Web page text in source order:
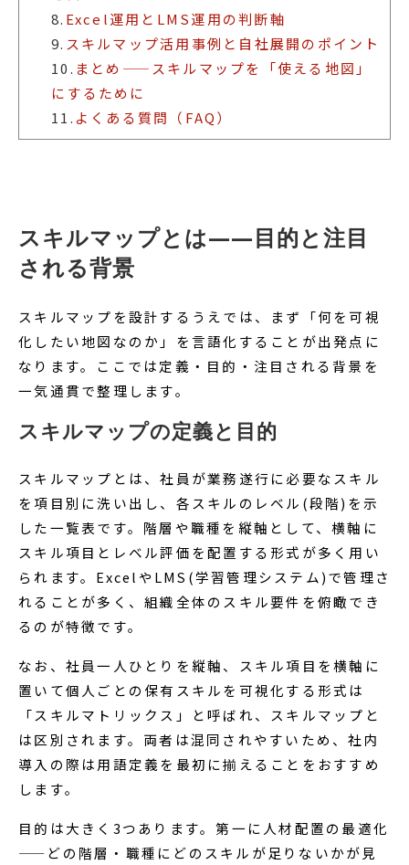
8. Excel運用とLMS運用の判断軸
9. スキルマップ活用事例と自社展開のポイント
10. まとめ——スキルマップを「使える地図」
にするために
11. よくある質問（FAQ）
スキルマップとは——目的と注目
される背景
スキルマップを設計するうえでは、まず「何を可視
化したい地図なのか」を言語化することが出発点に
なります。ここでは定義・目的・注目される背景を
一気通貫で整理します。
スキルマップの定義と目的
スキルマップとは、社員が業務遂行に必要なスキル
を項目別に洗い出し、各スキルのレベル(段階)を示
した一覧表です。階層や職種を縦軸として、横軸に
スキル項目とレベル評価を配置する形式が多く用い
られます。ExcelやLMS(学習管理システム)で管理さ
れることが多く、組織全体のスキル要件を俯瞰でき
るのが特徴です。
なお、社員一人ひとりを縦軸、スキル項目を横軸に
置いて個人ごとの保有スキルを可視化する形式は
「スキルマトリックス」と呼ばれ、スキルマップと
は区別されます。両者は混同されやすいため、社内
導入の際は用語定義を最初に揃えることをおすすめ
します。
目的は大きく3つあります。第一に人材配置の最適化
——どの階層・職種にどのスキルが足りないかが見